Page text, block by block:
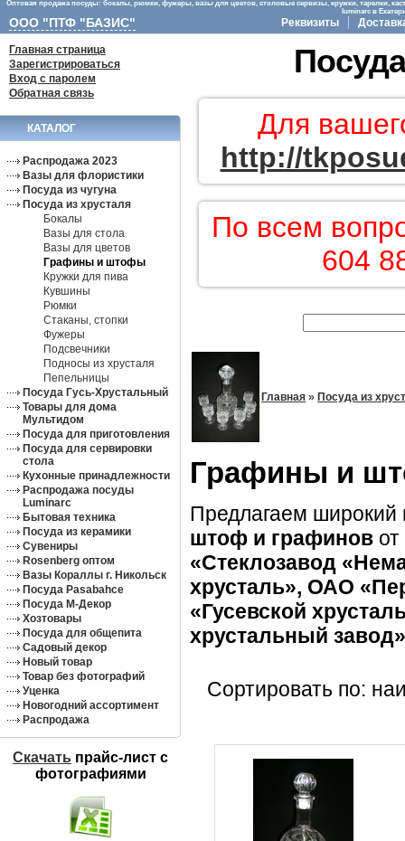
Оптовая продажа посуды: бокалы, рюмки, фужеры, вазы для цветов, столовые сервизы, кружки, тарелки,
luminarc в
ООО "ПТФ "БАЗИС" Реквизиты
Главная страница
Зарегистрироваться
Вход с паролем
Обратная связь
КАТАЛОГ
Распродажа 2023
Вазы для флористики
Посуда из чугуна
Посуда из хрусталя
Бокалы
Вазы для стола
Вазы для цветов
Графины и штофы
Кружки для пива
Кувшины
Рюмки
Стаканы, стопки
Фужеры
Подсвечники
Подносы из хрусталя
Пепельницы
Посуда Гусь-Хрустальный
Товары для дома
Мультидом
Посуда для приготовления
Посуда для сервировки
стола
Кухонные принадлежности
Распродажа посуды
Luminarc
Бытовая техника
Посуда из керамики
Сувениры
Rosenberg оптом
Вазы Кораллы г. Никольск
Посуда Pasabahce
Посуда М-Декор
Хозтовары
Посуда для общепита
Садовый декор
Новый товар
Товар без фотографий
Уценка
Новогодний ассортимент
Распродажа
Скачать прайс-лист c
фотографиями
Для
http://
По всем
604
Главная » Посуда из
Графины и
Предлагаем широкий
штоф и графинов
«Стеклозавод
хрусталь», ОАО
«Гусевской
хрустальный
Сортировать по: